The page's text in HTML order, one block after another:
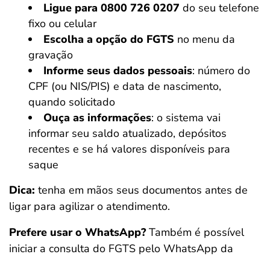
Ligue para 0800 726 0207 do seu telefone
fixo ou celular
Escolha a opção do FGTS no menu da
gravação
Informe seus dados pessoais: número do
CPF (ou NIS/PIS) e data de nascimento,
quando solicitado
Ouça as informações: o sistema vai
informar seu saldo atualizado, depósitos
recentes e se há valores disponíveis para
saque
Dica: tenha em mãos seus documentos antes de
ligar para agilizar o atendimento.
Prefere usar o WhatsApp?Também é possível
iniciar a consulta do FGTS pelo WhatsApp da